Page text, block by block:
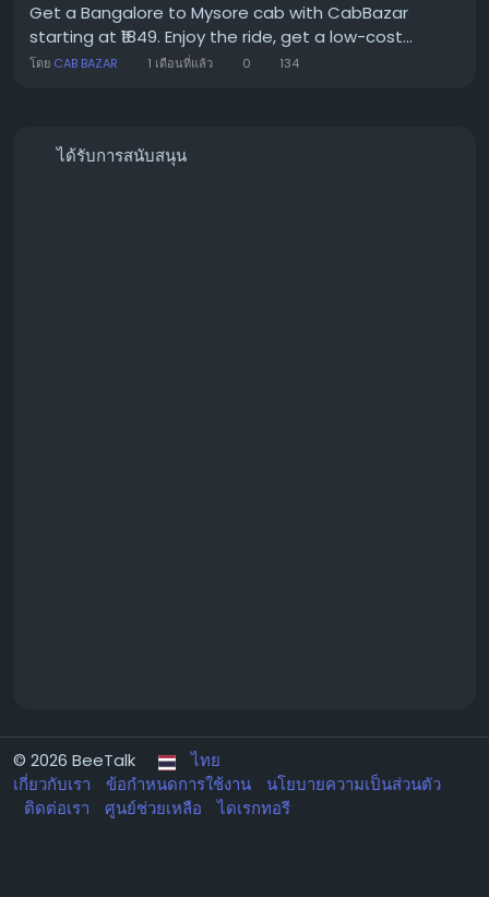
Get a Bangalore to Mysore cab with CabBazar
starting at ₹1849. Enjoy the ride, get a low-cost...
โดย CAB BAZAR 1 เดือนที่แล้ว 0 134
ได้รับการสนับสนุน
© 2026 BeeTalk
ไทย
เกี่ยวกับเรา
ข้อกำหนดการใช้งาน
นโยบายความเป็นส่วนตัว
ติดต่อเรา
ศูนย์ช่วยเหลือ ไดเรกทอรี